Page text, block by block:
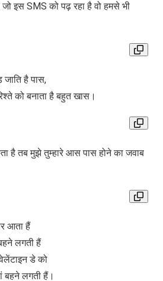
जो इस SMS को पढ़ रहा है वो हमसे भी
जाति है पास,
को बनाता है बहुत खास।
है तब मुझे तुम्हारे आस पास होने का जवाब
आता हैं
लगती हैं
डे को
बहने लगती हैं।